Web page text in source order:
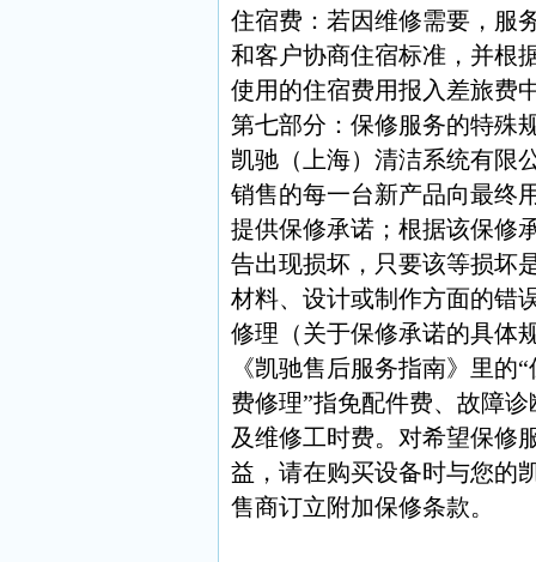
住宿费：若因维修需要，服
和客户协商住宿标准，并根
使用的住宿费用报入差旅费
第七部分：保修服务的特殊
凯驰（上海）清洁系统有限
销售的每一台新产品向最终
提供保修承诺；根据该保修
告出现损坏，只要该等损坏
材料、设计或制作方面的错
修理（关于保修承诺的具体
《凯驰售后服务指南》里的
费修理”指免配件费、故障诊
及维修工时费。对希望保修
益，请在购买设备时与您的
售商订立附加保修条款。